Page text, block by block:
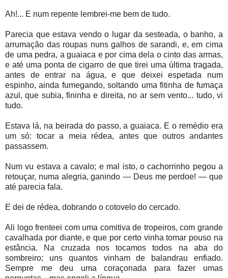
Ah!... E num repente lembrei-me bem de tudo.
Parecia que estava vendo o lugar da sesteada, o banho, a
arrumação das roupas nuns galhos de sarandi, e, em cima
de uma pedra, a guaiaca e por cima dela o cinto das armas,
e até uma ponta de cigarro de que tirei uma última tragada,
antes de entrar na água, e que deixei espetada num
espinho, ainda fumegando, soltando uma fitinha de fumaça
azul, que subia, fininha e direita, no ar sem vento... tudo, vi
tudo.
Estava lá, na beirada do passo, a guaiaca. E o remédio era
um só: tocar a meia rédea, antes que outros andantes
passassem.
Num vu estava a cavalo; e mal isto, o cachorrinho pegou a
retouçar, numa alegria, ganindo — Deus me perdoe! — que
até parecia fala.
E dei de rédea, dobrando o cotovelo do cercado.
Ali logo frenteei com uma comitiva de tropeiros, com grande
cavalhada por diante, e que por certo vinha tomar pouso na
estância. Na cruzada nos tocamos todos na aba do
sombreiro; uns quantos vinham de balandrau enfiado.
Sempre me deu uma coraçonada para fazer umas